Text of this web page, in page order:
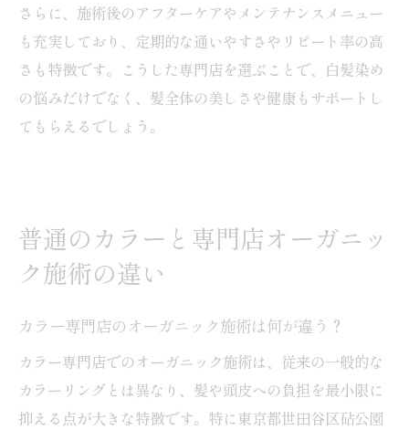
さらに、施術後のアフターケアやメンテナンスメニュー
も充実しており、定期的な通いやすさやリピート率の高
さも特徴です。こうした専門店を選ぶことで、白髪染め
の悩みだけでなく、髪全体の美しさや健康もサポートし
てもらえるでしょう。
普通のカラーと専門店オーガニッ
ク施術の違い
カラー専門店のオーガニック施術は何が違う？
カラー専門店でのオーガニック施術は、従来の一般的な
カラーリングとは異なり、髪や頭皮への負担を最小限に
抑える点が大きな特徴です。特に東京都世田谷区砧公園